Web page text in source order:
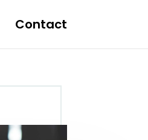
Contact